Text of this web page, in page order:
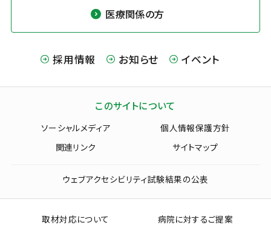
医療関係の方
採用情報 お知らせ イベント
このサイトについて
ウェブアクセシビリティ試験結果の公表
ソーシャルメディア
個人情報保護方針
関連リンク
サイトマップ
取材対応について 病院に対するご提案